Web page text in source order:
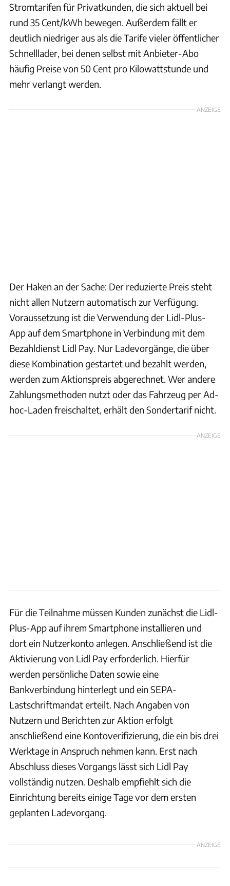
Stromtarifen für Privatkunden, die sich aktuell bei
rund 35 Cent/kWh bewegen. Außerdem fällt er
deutlich niedriger aus als die Tarife vieler öffentlicher
Schnelllader, bei denen selbst mit Anbieter-Abo
häufig Preise von 50 Cent pro Kilowattstunde und
mehr verlangt werden.
ANZEIGE
Der Haken an der Sache: Der reduzierte Preis steht
nicht allen Nutzern automatisch zur Verfügung.
Voraussetzung ist die Verwendung der Lidl-Plus-
App auf dem Smartphone in Verbindung mit dem
Bezahldienst Lidl Pay. Nur Ladevorgänge, die über
diese Kombination gestartet und bezahlt werden,
werden zum Aktionspreis abgerechnet. Wer andere
Zahlungsmethoden nutzt oder das Fahrzeug per Ad-
hoc-Laden freischaltet, erhält den Sondertarif nicht.
ANZEIGE
Für die Teilnahme müssen Kunden zunächst die Lidl-
Plus-App auf ihrem Smartphone installieren und
dort ein Nutzerkonto anlegen. Anschließend ist die
Aktivierung von Lidl Pay erforderlich. Hierfür
werden persönliche Daten sowie eine
Bankverbindung hinterlegt und ein SEPA-
Lastschriftmandat erteilt. Nach Angaben von
Nutzern und Berichten zur Aktion erfolgt
anschließend eine Kontoverifizierung, die ein bis drei
Werktage in Anspruch nehmen kann. Erst nach
Abschluss dieses Vorgangs lässt sich Lidl Pay
vollständig nutzen. Deshalb empfiehlt sich die
Einrichtung bereits einige Tage vor dem ersten
geplanten Ladevorgang.
ANZEIGE